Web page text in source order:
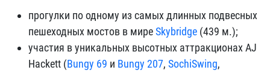
прогулки по одному из самых длинных подвесных
пешеходных мостов в миреSkybridge (439 м.);
участия в уникальных высотных аттракционах AJ
Hackett (Bungy 69 и Bungy 207, SochiSwing,